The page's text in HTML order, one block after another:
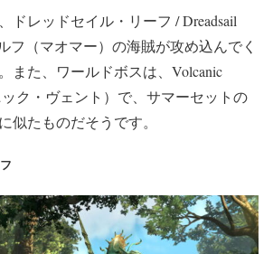
ドレッドセイル・リーフ / Dreadsail
フ（マオマー）の海賊が攻め込んでく
また、ワールドボスは、Volcanic
ク・ヴェント）で、サマーセットの
似たものだそうです。